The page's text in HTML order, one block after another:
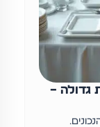
גדולה –